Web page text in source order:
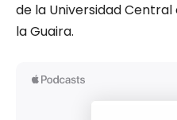
de la Universidad
la Guaira.